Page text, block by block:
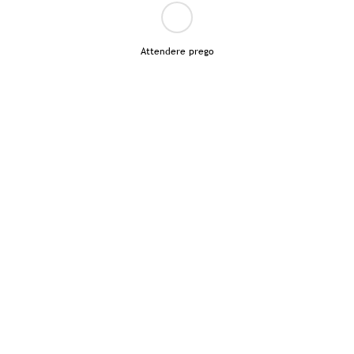
Attendere prego